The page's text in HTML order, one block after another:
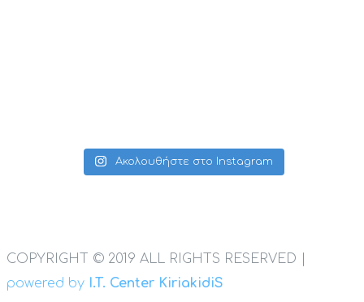
Ακολουθήστε στο Instagram
COPYRIGHT © 2019 ALL RIGHTS RESERVED |
powered by I.T. Center KiriakidiS